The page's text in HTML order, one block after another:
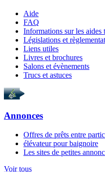
Aide
FAQ
Informations sur les aides
Législations et
Liens utiles
Livres et brochures
Salons et évènements
Trucs et astuces
Annonces
Offres de prêts entre
élévateur pour baignoire
Les sites de petites
Voir tous